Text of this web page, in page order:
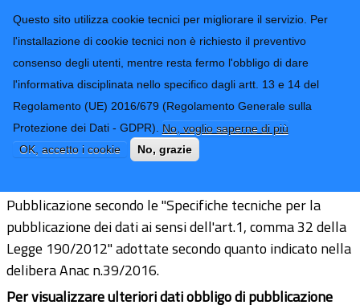
Questo sito utilizza cookie tecnici per migliorare il servizio. Per
l'installazione di cookie tecnici non è richiesto il preventivo
consenso degli utenti, mentre resta fermo l'obbligo di dare
l'informativa disciplinata nello specifico dagli artt. 13 e 14 del
Regolamento (UE) 2016/679 (Regolamento Generale sulla
Protezione dei Dati - GDPR). No, voglio saperne di più
OK, accetto i cookie
No, grazie
Provincia di
Imperia
CONTATTI-URP
TRASPARENZA
Form di ricerca
Informazioni sulle singole procedure
in formato tabellare
Pubblicazione secondo le "Specifiche tecniche per la
pubblicazione dei dati ai sensi dell'art.1, comma 32 della
Legge 190/2012" adottate secondo quanto indicato nella
delibera Anac n.39/2016.
Per visualizzare ulteriori dati obbligo di pubblicazione